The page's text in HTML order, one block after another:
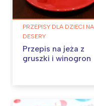
PRZEPISY DLA DZIECI NA
DESERY
Przepis na jeża z
gruszki i winogron